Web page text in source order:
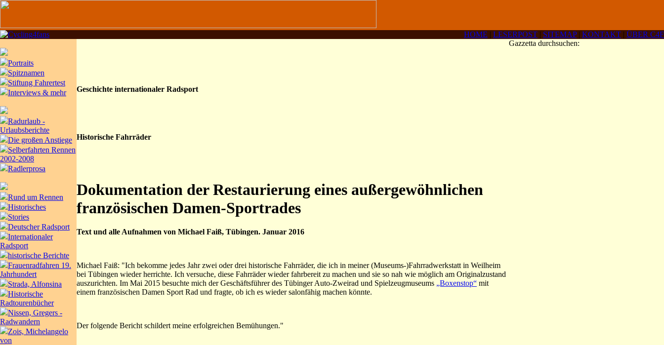
HOME | LESERPOST | SITEMAP| KONTAKT | ÜBER C4F
Portraits
Spitznamen
Stiftung Fahrertest
Interviews & mehr
Radurlaub -
Urlaubsberichte
Die großen Anstiege
Selberfahrten Rennen
2002-2008
Radlerprosa
Rund um Rennen
Historisches
Stories
Deutscher Radsport
Internationaler
Radsport
historische Berichte
Frauenradfahren 19.
Jahrhundert
Strada, Alfonsina
Historische
Radtourenbücher
Nissen, Gregers -
Radwandern
Zois, Michelangelo
von
Geschichte internationaler Radsport
Historische Fahrräder
Dokumentation der Restaurierung eines außergewöhnlichen
französischen Damen-Sportrades
Text und alle Aufnahmen von Michael Faiß, Tübingen. Januar 2016
Michael Faiß: "Ich bekomme jedes Jahr zwei oder drei historische Fahrräder, die ich in meiner (Museums-)Fahrradwerkstatt in Weilheim
bei Tübingen wieder herrichte. Ich versuche, diese Fahrräder wieder fahrbereit zu machen und sie so nah wie möglich am Originalzustand
auszurichten. Im Mai 2015 besuchte mich der Geschäftsführer des Tübinger Auto-Zweirad und Spielzeugmuseums „Boxenstop“ mit
einem französischen Damen Sport Rad und fragte, ob ich es wieder salonfähig machen könnte.
Der folgende Bericht schildert meine erfolgreichen Bemühungen."
Gazzetta durchsuchen: